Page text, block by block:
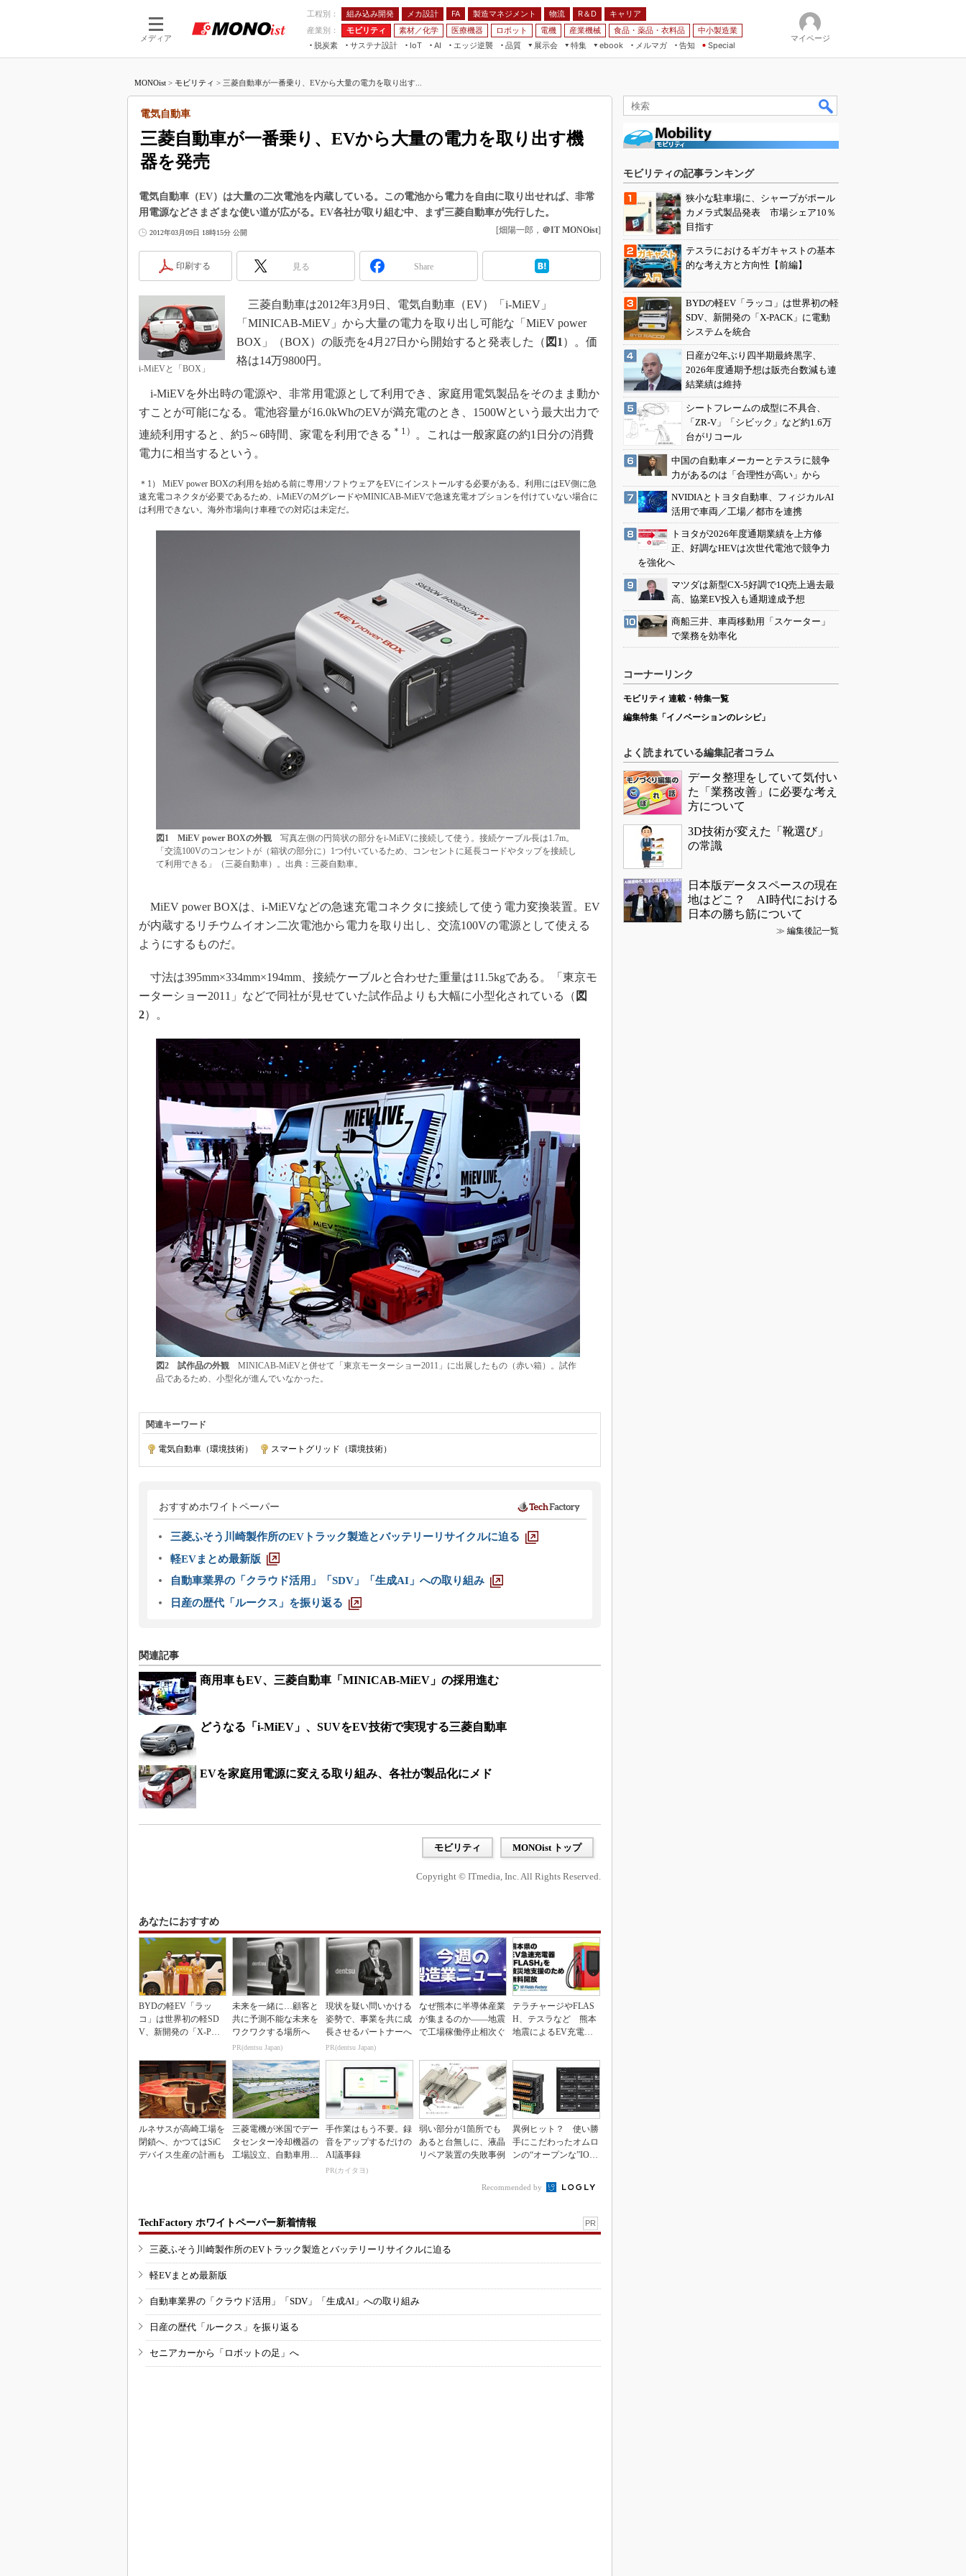
メディア
工程別： 組み込み開発 メカ設計 FA 製造マネジメント 物流 R＆D
キャリア
産業別：
モビリティ 素材／化学 医療機器 ロボット 電機 産業機械 食品・薬品・衣料品
中小製造業
脱炭素
サステナ設計
IoT
つながる工場
AI
AI×設備保全
エッジ逆襲 品質
展示会
JIMTOF
IIFES
TECHNO-FRONTIER
EdgeTech+
産業オープンネット展
特集
VR／AR
フィールドサービス
組み込み画像技術
組み込みモデリング
ISO26262
無償設計ツール
3Dプリンタ
デジタルツインとCAE
インダストリー4.0
イノベーション
製造業ビッグデータ
植物工場
新型コロナへの対応
ebook
FA
モビリティ
メルマガ
告知 Special
マイページ
MONOist > モビリティ > 三菱自動車が一番乗り、EVから大量の電力を取り出す...
三菱自動車が一番乗り、EVから大量の電力を取り出す機
器を発売
電気自動車
電気自動車（EV）は大量の二次電池を内蔵している。この電池から電力を自由に取り出せれば、非常
用電源などさまざまな使い道が広がる。EV各社が取り組む中、まず三菱自動車が先行した。
2012年03月09日 18時15分 公開 [畑陽一郎， ＠IT MONOist]
印刷する 見る Share
i-MiEVと「BOX」
三菱自動車は2012年3月9日、電気自動車（EV）「i-MiEV」
「MINICAB-MiEV」から大量の電力を取り出し可能な「MiEV power
BOX」（BOX）の販売を4月27日から開始すると発表した（ 図1 ）。価
格は14万9800円。
i-MiEVを外出時の電源や、非常用電源として利用でき、家庭用電気製品をそのまま動か
すことが可能になる。電池容量が16.0kWhのEVが満充電のとき、1500Wという最大出力で
連続利用すると、約5～6時間、家電を利用できる ＊1）
。これは一般家庭の約1日分の消費
電力に相当するという。
＊1） MiEV power BOXの利用を始める前に専用ソフトウェアをEVにインストールする必要がある。利用にはEV側に急
速充電コネクタが必要であるため、i-MiEVのMグレードやMINICAB-MiEVで急速充電オプションを付けていない場合に
は利用できない。海外市場向け車種での対応は未定だ。
図1 MiEV power BOXの外観写真左側の円筒状の部分をi-MiEVに接続して使う。接続ケーブル長は1.7m。
「交流100Vのコンセントが（箱状の部分に）1つ付いているため、コンセントに延長コードやタップを接続し
て利用できる」（三菱自動車）。出典：三菱自動車。
MiEV power BOXは、i-MiEVなどの急速充電コネクタに接続して使う電力変換装置。EV
が内蔵するリチウムイオン二次電池から電力を取り出し、交流100Vの電源として使える
ようにするものだ。
寸法は395mm×334mm×194mm、接続ケーブルと合わせた重量は11.5kgである。「東京モ
ーターショー2011」などで同社が見せていた試作品よりも大幅に小型化されている（ 図
2）。
図2 試作品の外観MINICAB-MiEVと併せて「東京モーターショー2011」に出展したもの（赤い箱）。試作
品であるため、小型化が進んでいなかった。
関連キーワード
電気自動車（環境技術） スマートグリッド（環境技術）
おすすめホワイトペーパー
三菱ふそう川崎製作所のEVトラック製造とバッテリーリサイクルに迫る
軽EVまとめ最新版
自動車業界の「クラウド活用」「SDV」「生成AI」への取り組み
日産の歴代「ルークス」を振り返る
関連記事
商用車もEV、三菱自動車「MINICAB-MiEV」の採用進む
どうなる「i-MiEV」、SUVをEV技術で実現する三菱自動車
EVを家庭用電源に変える取り組み、各社が製品化にメド
モビリティ MONOist トップ
Copyright © ITmedia, Inc. All Rights Reserved.
あなたにおすすめ
BYDの軽EV「ラッ
コ」は世界初の軽SD
V、新開発の「X-PAC
未来を一緒に…顧客と
共に予測不能な未来を
ワクワクする場所へ
PR(dentsu Japan)
現状を疑い問いかける
姿勢で、事業を共に成
長させるパートナーへ
PR(dentsu Japan)
なぜ熊本に半導体産業
が集まるのか――地震
で工場稼働停止相次ぐ
テラチャージやFLAS
H、テスラなど 熊本
地震によるEV充電器
ルネサスが高崎工場を
閉鎖へ、かつてはSiC
デバイス生産の計画も
三菱電機が米国でデー
タセンター冷却機器の
工場設立、自動車用電
手作業はもう不要。録
音をアップするだけの
AI議事録
PR(カイタヨ)
弱い部分が1箇所でも
あると台無しに、液晶
リペア装置の失敗事例
異例ヒット？ 使い勝
手にこだわったオムロ
ンの“オープンな”IO-L
Recommended by
TechFactory ホワイトペーパー新着情報 PR
三菱ふそう川崎製作所のEVトラック製造とバッテリーリサイクルに迫る
軽EVまとめ最新版
自動車業界の「クラウド活用」「SDV」「生成AI」への取り組み
日産の歴代「ルークス」を振り返る
セニアカーから「ロボットの足」へ
モビリティの記事ランキング
狭小な駐車場に、シャープがポール
カメラ式製品発表 市場シェア10％
目指す
テスラにおけるギガキャストの基本
的な考え方と方向性【前編】
BYDの軽EV「ラッコ」は世界初の軽
SDV、新開発の「X-PACK」に電動
システムを統合
日産が2年ぶり四半期最終黒字、
2026年度通期予想は販売台数減も連
結業績は維持
シートフレームの成型に不具合、
「ZR-V」「シビック」など約1.6万
台がリコール
中国の自動車メーカーとテスラに競争
力があるのは「合理性が高い」から
NVIDIAとトヨタ自動車、フィジカルAI
活用で車両／工場／都市を連携
トヨタが2026年度通期業績を上方修
正、好調なHEVは次世代電池で競争力
を強化へ
マツダは新型CX-5好調で1Q売上過去最
高、協業EV投入も通期達成予想
商船三井、車両移動用「スケーター」
で業務を効率化
コーナーリンク
モビリティ 連載・特集一覧
編集特集「イノベーションのレシピ」
よく読まれている編集記者コラム
データ整理をしていて気付い
た「業務改善」に必要な考え
方について
3D技術が変えた「靴選び」
の常識
日本版データスペースの現在
地はどこ？ AI時代における
日本の勝ち筋について
≫ 編集後記一覧